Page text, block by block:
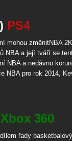
PS4
mohou změnitNBA
NBA a její tváří se
NBA a nedávno
NBA pro rok 2014,
Xbox 360
řady